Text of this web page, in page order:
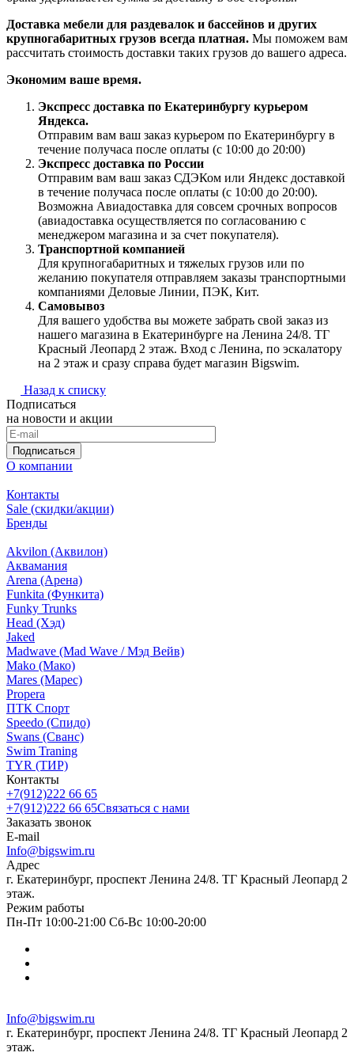
Доставка мебели для раздевалок и бассейнов и других
крупногабаритных грузов всегда платная. Мы поможем вам
рассчитать стоимость доставки таких грузов до вашего адреса.
Экономим ваше время.
Экспресс доставка по Екатеринбургу курьером
Яндекса.
Отправим вам ваш заказ курьером по Екатеринбургу в
течение получаса после оплаты (с 10:00 до 20:00)
Экспресс доставка по России
Отправим вам ваш заказ СДЭКом или Яндекс доставкой
в течение получаса после оплаты (с 10:00 до 20:00).
Возможна Авиадоставка для совсем срочных вопросов
(авиадоставка осуществляется по согласованию с
менеджером магазина и за счет покупателя).
Транспортной компанией
Для крупногабаритных и тяжелых грузов или по
желанию покупателя отправляем заказы транспортными
компаниями Деловые Линии, ПЭК, Кит.
Самовывоз
Для вашего удобства вы можете забрать свой заказ из
нашего магазина в Екатеринбурге на Ленина 24/8. ТГ
Красный Леопард 2 этаж. Вход с Ленина, по эскалатору
на 2 этаж и сразу справа будет магазин Bigswim.
Назад к списку
Подписаться
на новости и акции
Подписаться
О компании
Контакты
Sale (скидки/акции)
Бренды
Akvilon (Аквилон)
Аквамания
Arena (Арена)
Funkita (Функита)
Funky Trunks
Head (Хэд)
Jaked
Madwave (Mad Wave / Мэд Вейв)
Mako (Мако)
Mares (Марес)
Propera
ПТК Спорт
Speedo (Спидо)
Swans (Сванс)
Swim Traning
TYR (ТИР)
Контакты
+7(912)222 66 65
+7(912)222 66 65Связаться с нами
Заказать звонок
E-mail
Info@bigswim.ru
Адрес
г. Екатеринбург, проспект Ленина 24/8. ТГ Красный Леопард 2
этаж.
Режим работы
Пн-Пт 10:00-21:00 Сб-Вс 10:00-20:00
Info@bigswim.ru
г. Екатеринбург, проспект Ленина 24/8. ТГ Красный Леопард 2
этаж.